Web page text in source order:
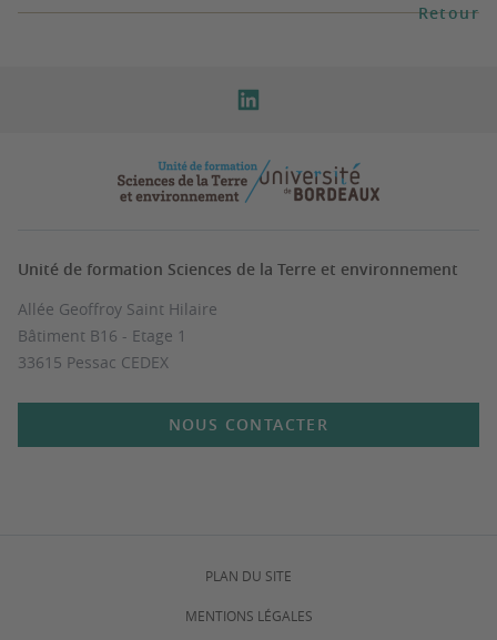
Retour
Unité de formation Sciences de la Terre et environnement
Allée Geoffroy Saint Hilaire
Bâtiment B16 - Etage 1
33615 Pessac CEDEX
NOUS CONTACTER
PLAN DU SITE
MENTIONS LÉGALES